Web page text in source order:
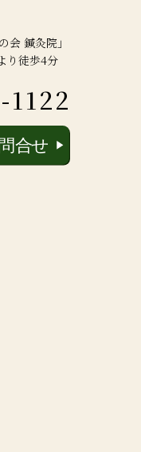
会 鍼灸院」
り徒歩4分